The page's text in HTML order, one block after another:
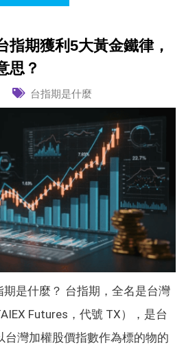
指期獲利5大黃金鐵律，
思？
台指期是什麼
是什麼？ 台指期，全名是台灣
Futures，代號 TX），是台
台灣加權股價指數作為標的物的